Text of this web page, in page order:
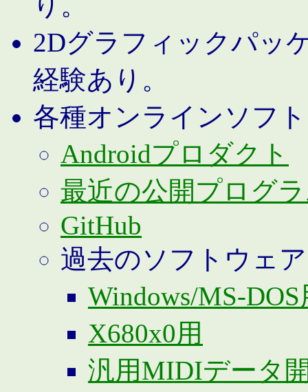
2Dグラフィックパッ
経験あり。
各種オンラインソフ
Androidプロダクト
最近の公開プログ
GitHub
過去のソフトウェア
Windows/MS-DOS
X680x0用
汎用MIDIデータ